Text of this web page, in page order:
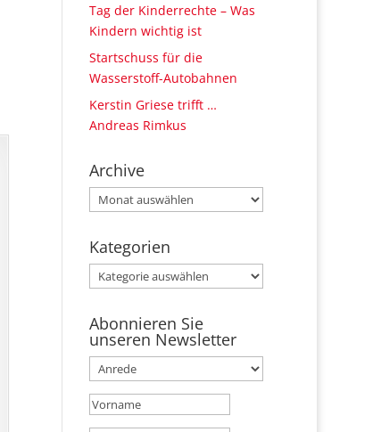
Tag der Kinderrechte – Was
Kindern wichtig ist
Startschuss für die
Wasserstoff-Autobahnen
Kerstin Griese trifft …
Andreas Rimkus
Archive
Archive
Kategorien
Kategorien
Abonnieren Sie
unseren Newsletter